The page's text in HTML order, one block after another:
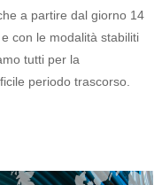
a partire dal giorno 14
con le modalità stabiliti
tutti per la
periodo trascorso.